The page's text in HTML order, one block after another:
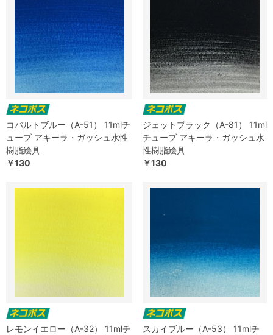
コバルトブルー（A-51） 11mlチ
ューブ アキーラ・ガッシュ水性
樹脂絵具
￥130
ジェットブラック（A-81） 11ml
チューブ アキーラ・ガッシュ水
性樹脂絵具
￥130
レモンイエロー（A-32） 11mlチ
スカイブルー（A-53） 11mlチ